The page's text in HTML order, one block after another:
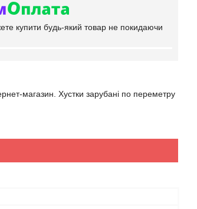
купити будь-який товар не покидаючи
магазин. Хустки зарубані по переметру